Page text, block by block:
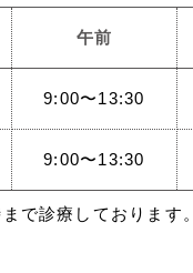
午前
9:00〜13:30
9:00〜13:30
で診療しております。